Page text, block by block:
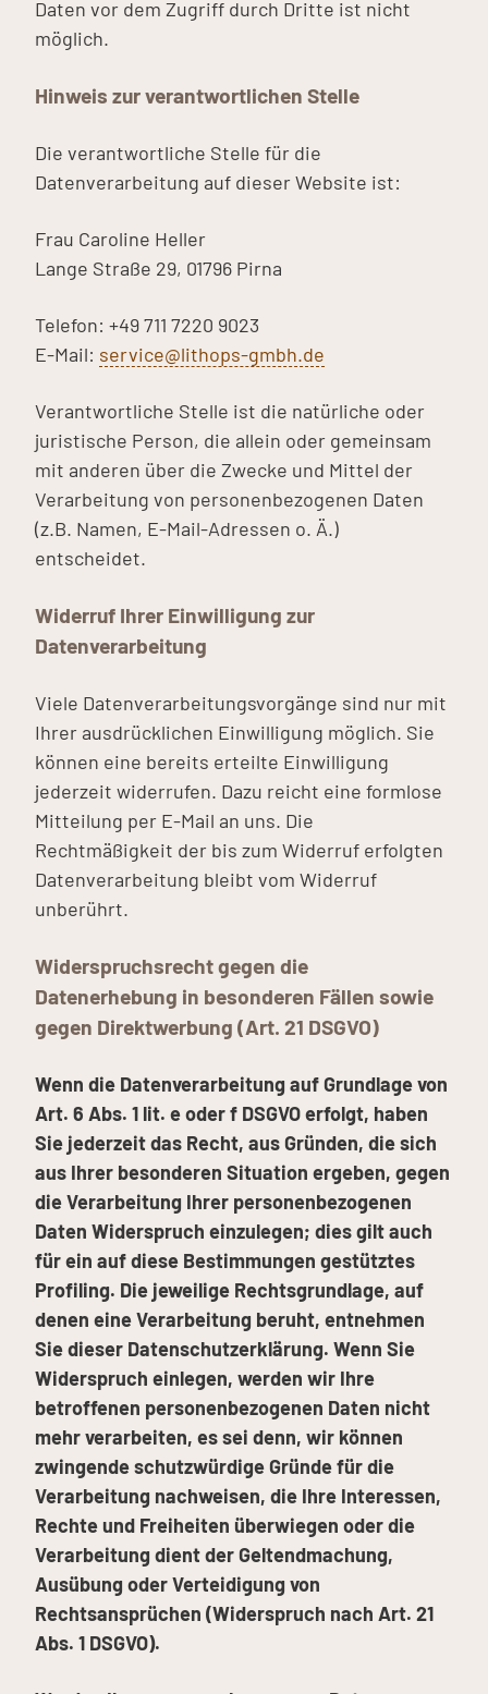
Daten vor dem Zugriff durch Dritte ist nicht
möglich.
Hinweis zur verantwortlichen Stelle
Die verantwortliche Stelle für die
Datenverarbeitung auf dieser Website ist:
Frau Caroline Heller
Lange Straße 29, 01796 Pirna
Telefon: +49 711 7220 9023
E-Mail: service@lithops-gmbh.de
Verantwortliche Stelle ist die natürliche oder
juristische Person, die allein oder gemeinsam
mit anderen über die Zwecke und Mittel der
Verarbeitung von personenbezogenen Daten
(z.B. Namen, E-Mail-Adressen o. Ä.)
entscheidet.
Widerruf Ihrer Einwilligung zur
Datenverarbeitung
Viele Datenverarbeitungsvorgänge sind nur mit
Ihrer ausdrücklichen Einwilligung möglich. Sie
können eine bereits erteilte Einwilligung
jederzeit widerrufen. Dazu reicht eine formlose
Mitteilung per E-Mail an uns. Die
Rechtmäßigkeit der bis zum Widerruf erfolgten
Datenverarbeitung bleibt vom Widerruf
unberührt.
Widerspruchsrecht gegen die
Datenerhebung in besonderen Fällen sowie
gegen Direktwerbung (Art. 21 DSGVO)
Wenn die Datenverarbeitung auf Grundlage von
Art. 6 Abs. 1 lit. e oder f DSGVO erfolgt, haben
Sie jederzeit das Recht, aus Gründen, die sich
aus Ihrer besonderen Situation ergeben, gegen
die Verarbeitung Ihrer personenbezogenen
Daten Widerspruch einzulegen; dies gilt auch
für ein auf diese Bestimmungen gestütztes
Profiling. Die jeweilige Rechtsgrundlage, auf
denen eine Verarbeitung beruht, entnehmen
Sie dieser Datenschutzerklärung. Wenn Sie
Widerspruch einlegen, werden wir Ihre
betroffenen personenbezogenen Daten nicht
mehr verarbeiten, es sei denn, wir können
zwingende schutzwürdige Gründe für die
Verarbeitung nachweisen, die Ihre Interessen,
Rechte und Freiheiten überwiegen oder die
Verarbeitung dient der Geltendmachung,
Ausübung oder Verteidigung von
Rechtsansprüchen (Widerspruch nach Art. 21
Abs. 1 DSGVO).